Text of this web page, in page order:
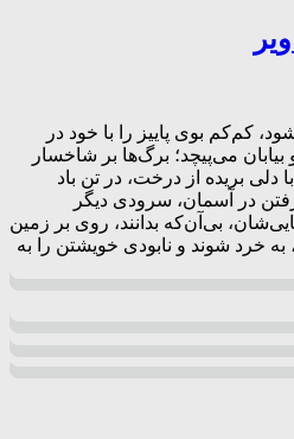
کم‌کم بوی پاییز را با خود در
می‌پیچد؛ برگ‌ها بر شاخسار
دلی بریده از درخت، در تن باد
در آسمان، سرودی دیگر
بی‌آن‌که بدانند، روی بر زمین
به خرد شوند و نابودی خویشتن را به